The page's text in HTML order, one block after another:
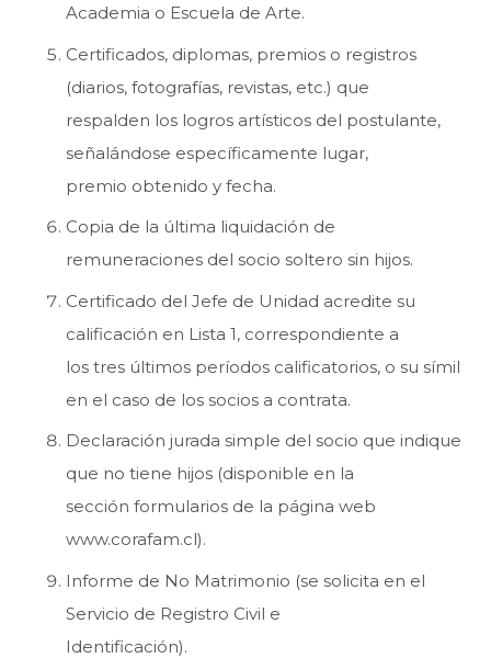
Academia o Escuela de Arte.
Certificados, diplomas, premios o registros
(diarios, fotografías, revistas, etc.) que
respalden los logros artísticos del postulante,
señalándose específicamente lugar,
premio obtenido y fecha.
Copia de la última liquidación de
remuneraciones del socio soltero sin hijos.
Certificado del Jefe de Unidad acredite su
calificación en Lista 1, correspondiente a
los tres últimos períodos calificatorios, o su símil
en el caso de los socios a contrata.
Declaración jurada simple del socio que indique
que no tiene hijos (disponible en la
sección formularios de la página web
www.corafam.cl).
Informe de No Matrimonio (se solicita en el
Servicio de Registro Civil e
Identificación).